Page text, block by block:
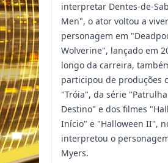
interpretar Dentes-de-
Men", o ator voltou a
personagem em
Wolverine", lançado em
longo da carreira,
participou de produções
"Tróia", da série
Destino" e dos filmes
Início" e "Halloween II",
interpretou o
Myers.